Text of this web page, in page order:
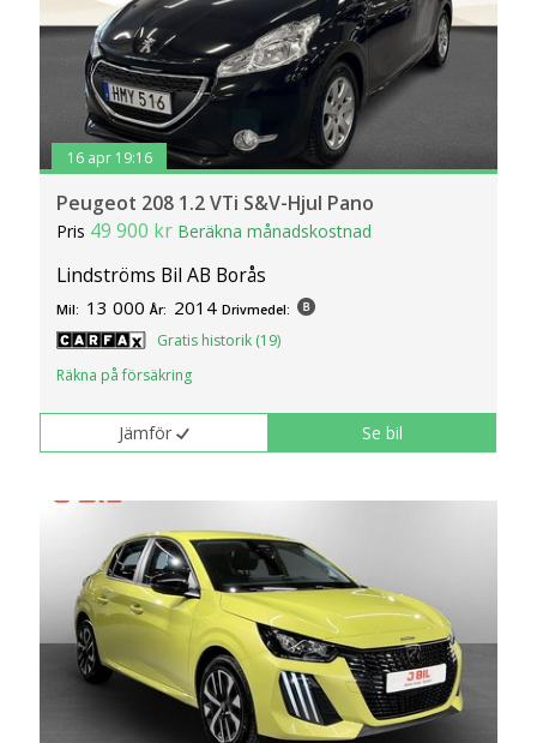
16 apr 19:16
Peugeot 208 1.2 VTi S&V-Hjul Pano
Pris 49 900 kr Beräkna månadskostnad
Lindströms Bil AB Borås
Mil: 13 000 År: 2014 Drivmedel:
Gratis historik (19)
Räkna på försäkring
Jämför Se bil